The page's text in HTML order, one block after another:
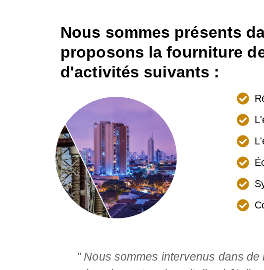
Nous sommes présents
proposons la fourniture
d'activités suivants :
" Nous sommes intervenus dans